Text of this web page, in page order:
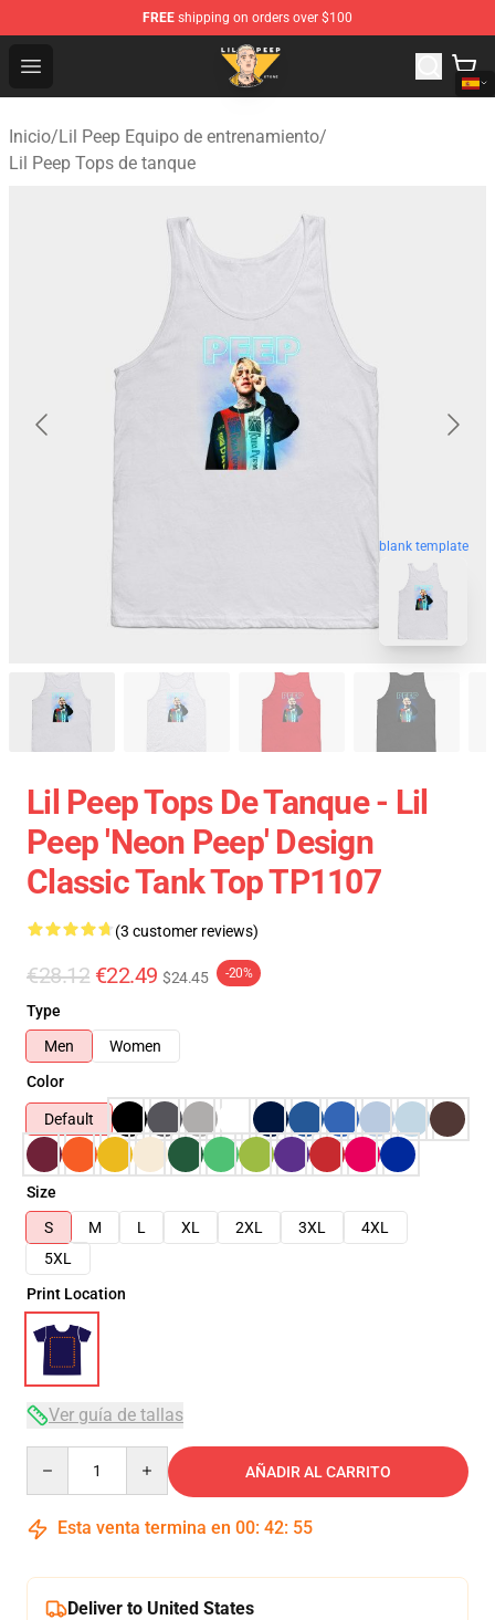
FREE shipping on orders over $100
Open menu
Lil Peep Store - Official Lil Peep Merchandise Shop
Inicio/Lil Peep Equipo de entrenamiento/
Lil Peep Tops de tanque
blank template
Lil Peep Tops De Tanque - Lil
Peep 'Neon Peep' Design
Classic Tank Top TP1107
(3 customer reviews)
€28.12 €22.49 $24.45 -20%
Type
Men
Women
Color
Default
Size
S
M L XL 2XL 3XL
4XL
5XL
Print Location
Ver guía de tallas
AÑADIR AL CARRITO
Esta venta termina en 00: 42: 54
Deliver to United States